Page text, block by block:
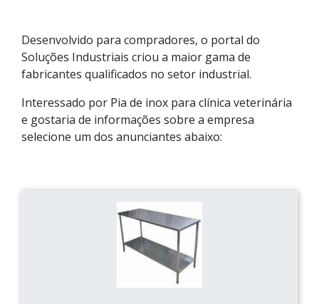
Desenvolvido para compradores, o portal do
Soluções Industriais criou a maior gama de
fabricantes qualificados no setor industrial.
Interessado por Pia de inox para clínica veterinária
e gostaria de informações sobre a empresa
selecione um dos anunciantes abaixo: